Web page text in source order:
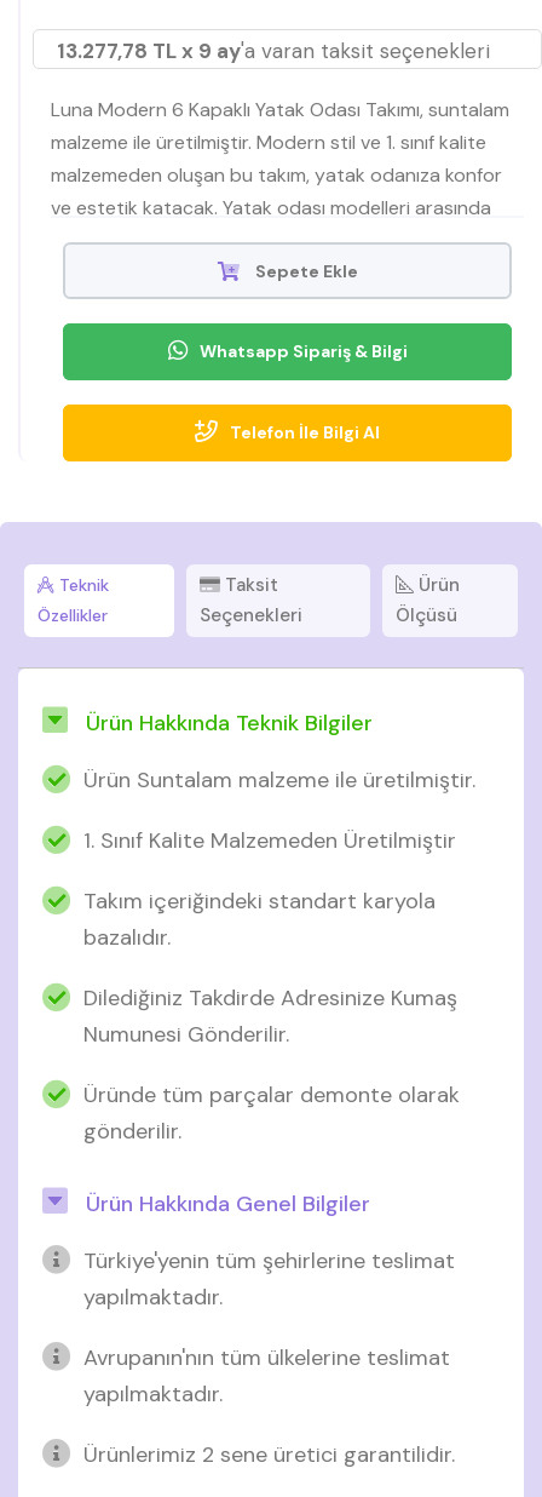
13.277,78 TL x 9 ay'a varan taksit seçenekleri
Luna Modern 6 Kapaklı Yatak Odası Takımı, suntalam
malzeme ile üretilmiştir. Modern stil ve 1. sınıf kalite
malzemeden oluşan bu takım, yatak odanıza konfor
ve estetik katacak. Yatak odası modelleri arasında
öne çıkan bu set, 6 kapaklı dolap, bazalı karyola,
şifonyer ve ayna, komodin gibi parçalardan oluşur.
Sepete Ekle
Whatsapp Sipariş & Bilgi
Telefon İle Bilgi Al
Teknik
Özellikler
Taksit
Seçenekleri
Ürün
Ölçüsü
Ürün Hakkında Teknik Bilgiler
Ürün Suntalam malzeme ile üretilmiştir.
1. Sınıf Kalite Malzemeden Üretilmiştir
Takım içeriğindeki standart karyola
bazalıdır.
Dilediğiniz Takdirde Adresinize Kumaş
Numunesi Gönderilir.
Üründe tüm parçalar demonte olarak
gönderilir.
Ürün Hakkında Genel Bilgiler
Türkiye'yenin tüm şehirlerine teslimat
yapılmaktadır.
Avrupanın'nın tüm ülkelerine teslimat
yapılmaktadır.
Ürünlerimiz 2 sene üretici garantilidir.